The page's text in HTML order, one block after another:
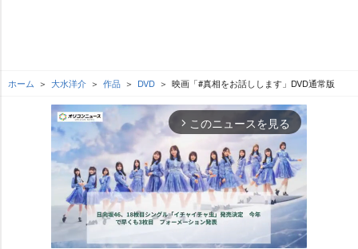
ホーム 大水洋介 作品 DVD 映画「#真相をお話しします」DVD通常版
arrow_forward_ios このニュースを見る